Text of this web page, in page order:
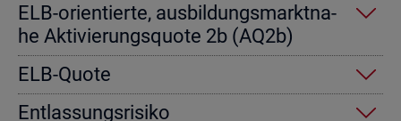
ELB-ori­en­tier­te, aus­bil­dungs­markt­na­
he Ak­ti­vie­rungs­quo­te 2b (AQ2b)
ELB-Quote
Ent­las­sungs­ri­si­ko